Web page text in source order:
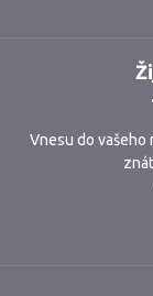
Vnesu do vašeho